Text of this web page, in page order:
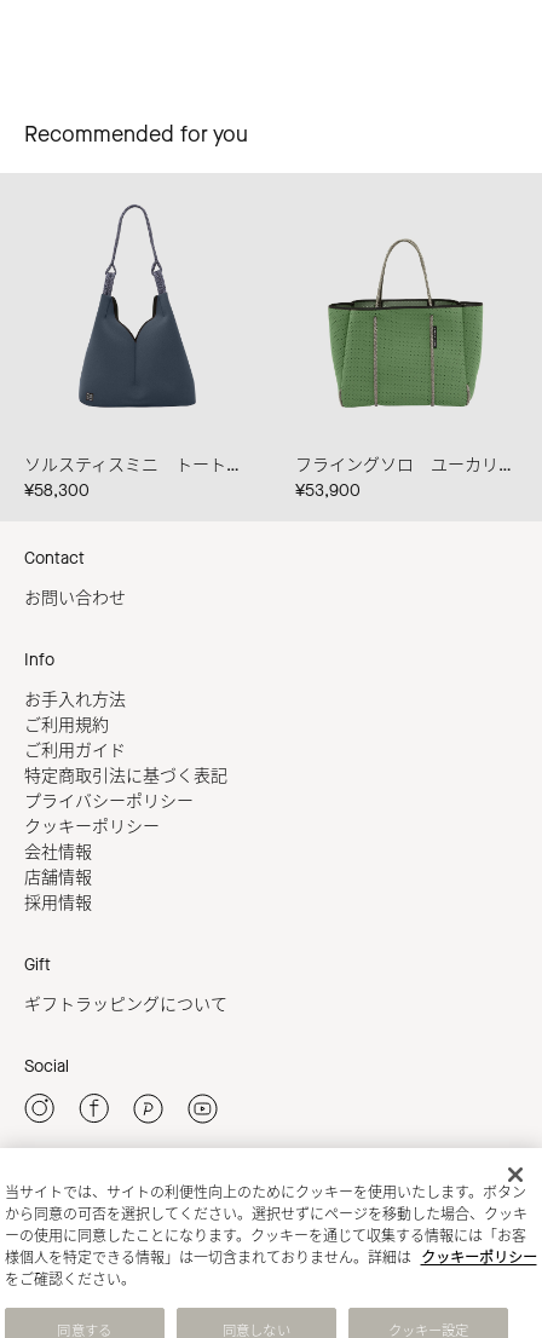
Recommended for you
ソルスティスミニ トート ピューター
¥58,300
フライングソロ ユーカリプタス/シーソルト
¥53,900
Contact
お問い合わせ
Info
お手入れ方法
ご利用規約
ご利用ガイド
特定商取引法に基づく表記
プライバシーポリシー
クッキーポリシー
会社情報
店舗情報
採用情報
Gift
ギフトラッピングについて
Social
新規会員登録
当サイトでは、サイトの利便性向上のためにクッキーを使用いたします。ボタン
から同意の可否を選択してください。選択せずにページを移動した場合、クッキ
ーの使用に同意したことになります。クッキーを通じて収集する情報には「お客
様個人を特定できる情報」は一切含まれておりません。詳細は
クッキーポリシー
をご確認ください。
クッキー設定
同意しない
同意する